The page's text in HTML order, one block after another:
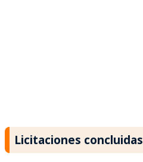
Licitaciones concluidas